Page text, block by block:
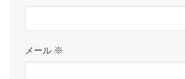
メール ※